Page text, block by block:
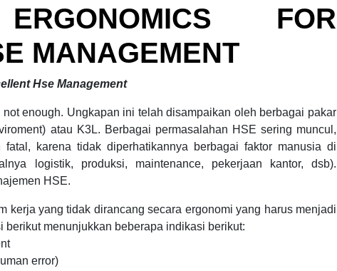
ERGONOMICS FOR
MANAGEMENT
Hse Management
enough. Ungkapan ini telah disampaikan oleh berbagai pakar
atau K3L. Berbagai permasalahan HSE sering muncul,
karena tidak diperhatikannya berbagai faktor manusia di
logistik, produksi, maintenance, pekerjaan kantor, dsb).
HSE.
kerja yang tidak dirancang secara ergonomi yang harus menjadi
menunjukkan beberapa indikasi berikut:
error)